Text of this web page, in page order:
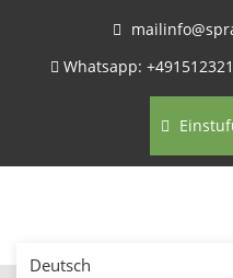
Whatsapp:
Deutsch